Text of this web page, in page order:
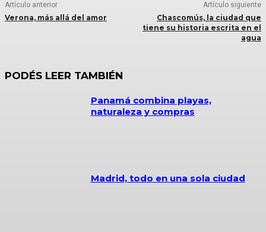
Artículo anterior
Verona, más allá del amor
Artículo siguiente
Chascomús, la ciudad que
tiene su historia escrita en el
agua
PODÉS LEER TAMBIÉN
Panamá combina playas,
naturaleza y compras
Madrid, todo en una sola ciudad